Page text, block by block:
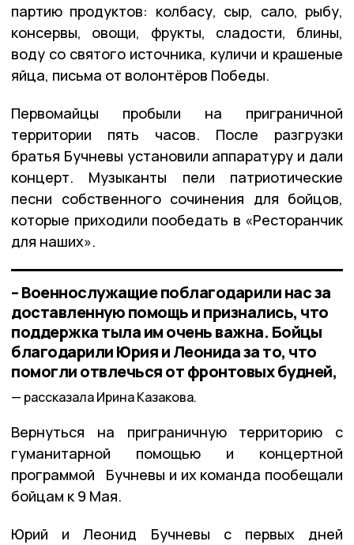
партию продуктов: колбасу, сыр, сало, рыбу,
консервы, овощи, фрукты, сладости, блины,
воду со святого источника, куличи и крашеные
яйца, письма от волонтёров Победы.
Первомайцы пробыли на приграничной
территории пять часов. После разгрузки
братья Бучневы установили аппаратуру и дали
концерт. Музыканты пели патриотические
песни собственного сочинения для бойцов,
которые приходили пообедать в «Ресторанчик
для наших».
– Военнослужащие поблагодарили нас за
доставленную помощь и признались, что
поддержка тыла им очень важна. Бойцы
благодарили Юрия и Леонида за то, что
помогли отвлечься от фронтовых будней,
рассказала Ирина Казакова.
Вернуться на приграничную территорию с
гуманитарной помощью и концертной
программой Бучневы и их команда пообещали
бойцам к 9 Мая.
Юрий и Леонид Бучневы с первых дней